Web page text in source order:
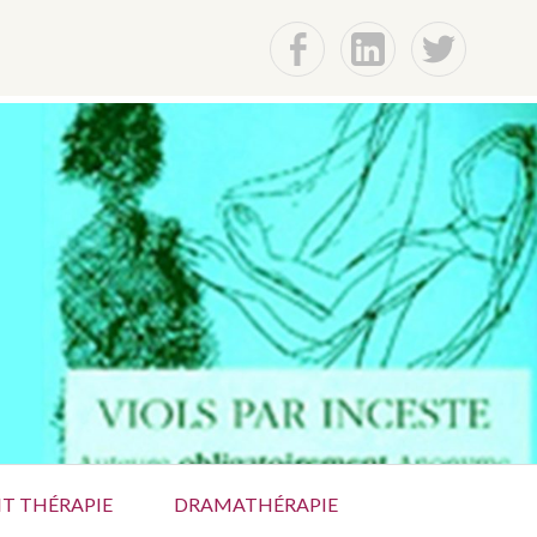
F Lin t
THÉRAPIE DRAMATHÉRAPIE